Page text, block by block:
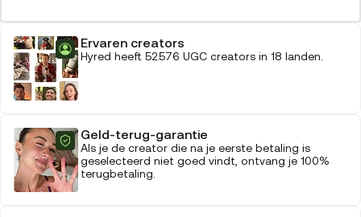
Ervaren creators
Hyred heeft 52.576 UGC creators in 18 landen.
Geld-terug-garantie
Als je de creator die na je eerste betaling is
geselecteerd niet goed vindt, ontvang je 100%
terugbetaling.